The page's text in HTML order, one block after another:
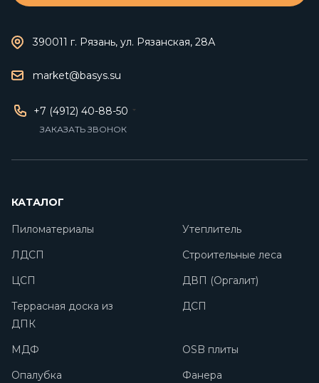
390011 г. Рязань, ул. Рязанская, 28А
market@basys.su
+7 (4912) 40-88-50
ЗАКАЗАТЬ ЗВОНОК
КАТАЛОГ
Пиломатериалы
Утеплитель
ЛДСП
Строительные леса
ЦСП
ДВП (Оргалит)
Террасная доска из
ДПК
ДСП
МДФ
OSB плиты
Опалубка
Фанера